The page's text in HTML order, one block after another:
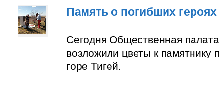
Память о погибших героях
Сегодня Общественная
возложили цветы к памятнику
горе Тигей.